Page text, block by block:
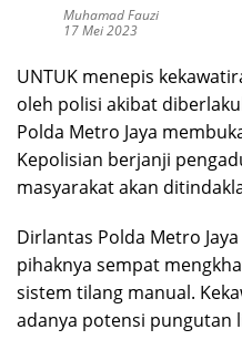
Muhamad Fauzi
17 Mei 2023
UNTUK menepis
oleh polisi akibat
Polda Metro Jaya
Kepolisian berjanji
masyarakat akan
Dirlantas Polda Metro
pihaknya sempat
sistem tilang manual.
adanya potensi pungutan